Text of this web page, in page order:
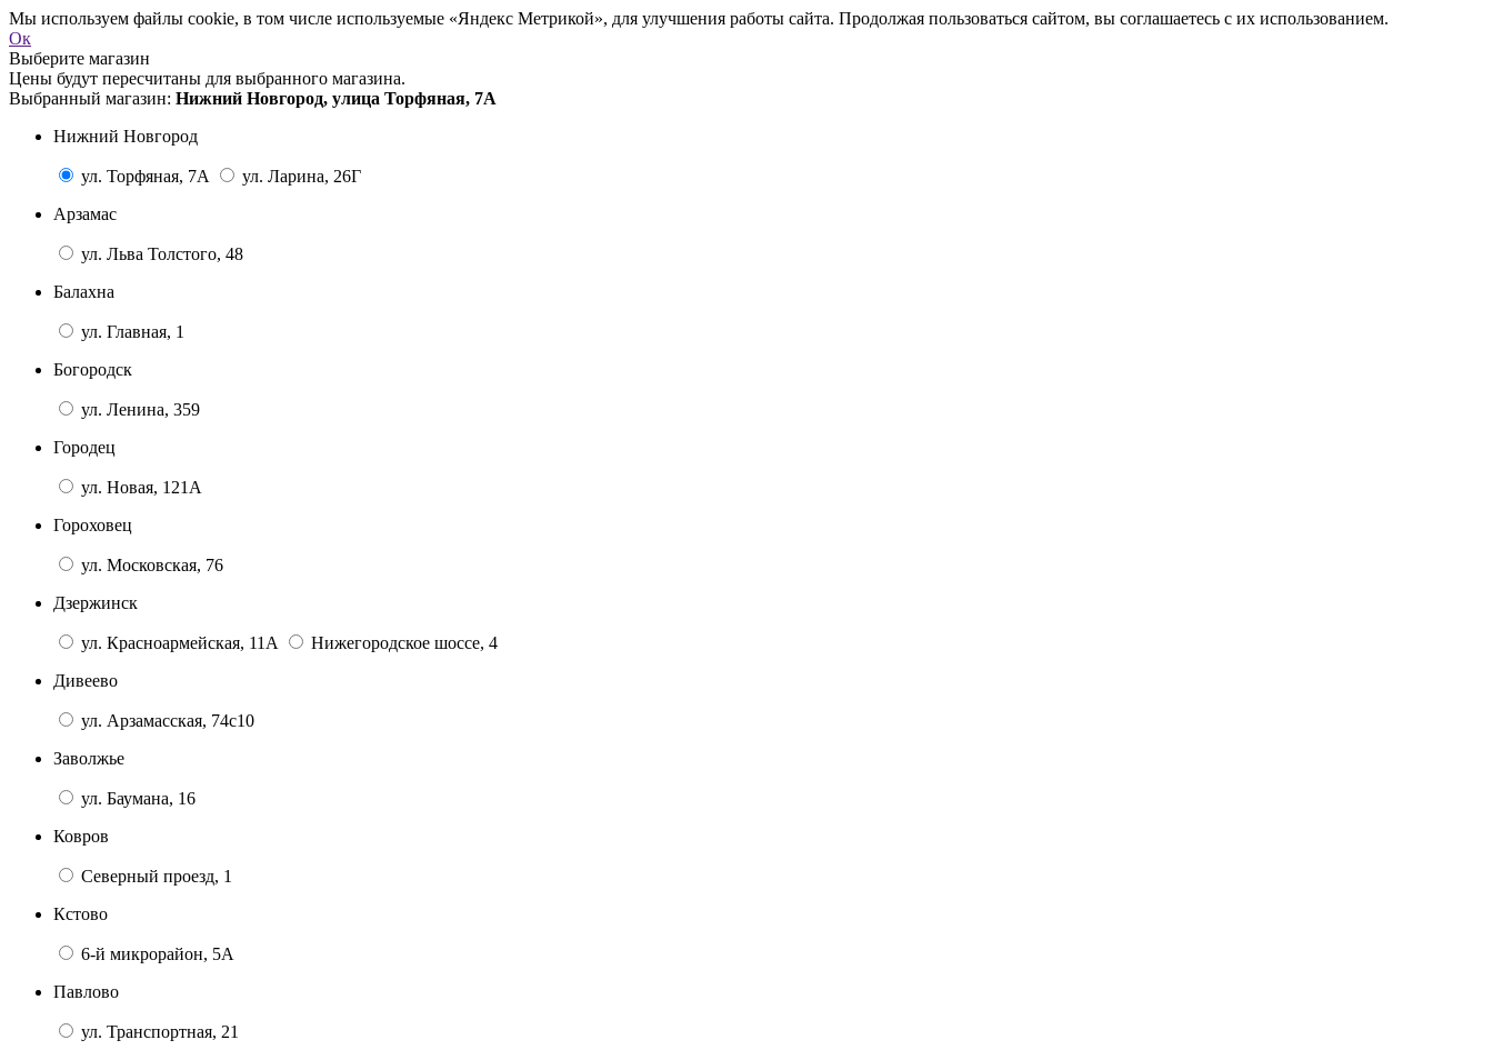
Мы используем файлы cookie, в том числе используемые «Яндекс Метрикой», для улучшения работы сайта. Продолжая пользоваться сайтом, вы соглашаетесь с их использованием.
Ок
Выберите магазин
Цены будут пересчитаны для выбранного магазина.
Выбранный магазин: Нижний Новгород, улица Торфяная, 7А
Нижний Новгород
ул. Торфяная, 7А
ул. Ларина, 26Г
Арзамас
ул. Льва Толстого, 48
Балахна
ул. Главная, 1
Богородск
ул. Ленина, 359
Городец
ул. Новая, 121А
Гороховец
ул. Московская, 76
Дзержинск
ул. Красноармейская, 11А
Нижегородское шоссе, 4
Дивеево
ул. Арзамасская, 74с10
Заволжье
ул. Баумана, 16
Ковров
Северный проезд, 1
Кстово
6-й микрорайон, 5А
Павлово
ул. Транспортная, 21